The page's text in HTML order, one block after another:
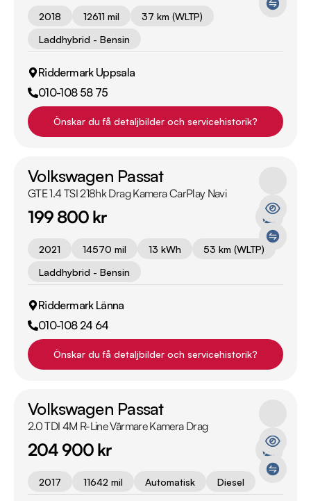
2018 12611 mil
37 km (WLTP)
Laddhybrid - Bensin
Riddermark Uppsala
010-108 58 75
Önskar du få detaljbilder och servicehistorik?
Volkswagen Passat
GTE 1.4 TSI 218hk Drag Kamera CarPlay Navi
199 800 kr
2021 14570 mil 13 kWh
53 km (WLTP)
Laddhybrid - Bensin
Riddermark Länna
010-108 24 64
Önskar du få detaljbilder och servicehistorik?
Volkswagen Passat
2.0 TDI 4M R-Line Värmare Kamera Drag
204 900 kr
2017 11642 mil Automatisk Diesel